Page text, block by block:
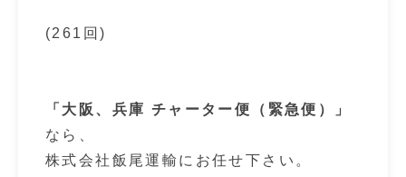
(261回)
「大阪、兵庫 チャーター便（緊急便）」
なら、
株式会社飯尾運輸にお任せ下さい。